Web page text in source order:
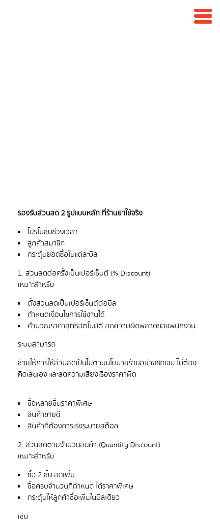
รองรับส่วนลด 2 รูปแบบหลัก ที่ร้านยาใช้จริง
โปรโมชั่นช่วงเวลา
ลูกค้าสมาชิก
กระตุ้นยอดซื้อในแต่ละบิล
1. ส่วนลดต่อครั้งเป็นเปอร์เซ็นต์ (% Discount)
ตั้งส่วนลดเป็นเปอร์เซ็นต์ต่อบิล
กำหนดเงื่อนไขการใช้งานได้
คำนวณราคาสุทธิอัตโนมัติ ลดความผิดพลาดของพนักงาน
ช่วยให้การให้ส่วนลดเป็นไปตามนโยบายร้านอย่างชัดเจน ไม่ต้อง
คิดเลขเอง และลดความเสี่ยงเรื่องราคาผิด
ซื้อหลายชิ้นราคาพิเศษ
สินค้าขายดี
สินค้าที่ต้องการเร่งระบายสต็อก
2. ส่วนลดตามจำนวนสินค้า (Quantity Discount)
ซื้อ 2 ชิ้น ลดเพิ่ม
ซื้อครบจำนวนที่กำหนด ได้ราคาพิเศษ
กระตุ้นให้ลูกค้าซื้อเพิ่มในบิลเดียว